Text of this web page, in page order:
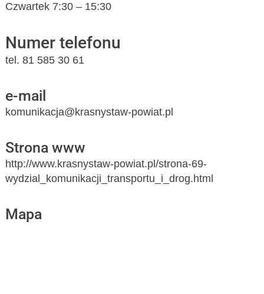
Czwartek 7:30 – 15:30
Numer telefonu
tel. 81 585 30 61
e-mail
komunikacja@krasnystaw-powiat.pl
Strona www
http://www.krasnystaw-powiat.pl/strona-69-
wydzial_komunikacji_transportu_i_drog.html
Mapa